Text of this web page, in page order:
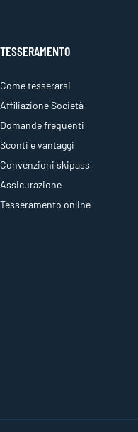
TESSERAMENTO
Come tesserarsi
Affiliazione Società
Domande frequenti
Sconti e vantaggi
Convenzioni skipass
Assicurazione
Tesseramento online